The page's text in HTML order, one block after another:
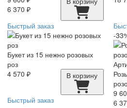
6 370 ₽
Быстрый заказ
Букет из 15 нежно розовых
роз
4 570 ₽
В корзину
Быстрый заказ
-
9
6